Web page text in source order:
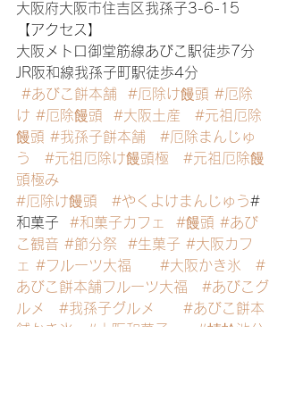
大阪府大阪市住吉区我孫子3-6-15
【アクセス】
大阪メトロ御堂筋線あびこ駅徒歩7分
JR阪和線我孫子町駅徒歩4分
#あびこ餅本舗
#厄除け饅頭 #厄除
け #厄除饅頭 #大阪土産
#元祖厄除
饅頭 #我孫子餅本舗
#厄除まんじゅ
う
#元祖厄除け饅頭極
#元祖厄除饅
頭極み
#厄除け饅頭
#やくよけまんじゅう#
和菓子 #和菓子カフェ #饅頭 #あび
こ観音 #節分祭 #生菓子 #大阪カフ
ェ #フルーツ大福 #大阪かき氷
#
あびこ餅本舗フルーツ大福
#あびこグ
ルメ
#我孫子グルメ
#あびこ餅本
舗かき氷
#大阪和菓子
#蜻蛉池公